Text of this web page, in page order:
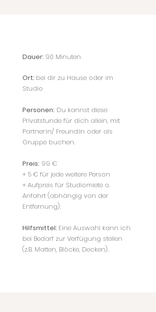
Dauer: 90 Minuten
Ort: bei dir zu Hause oder im
Studio
Personen: Du kannst diese
Privatstunde für dich allein, mit
Partner:in/ Freund:in oder als
Gruppe buchen.
Preis: 99 €
+ 5 € für jede weitere Person
+ Aufpreis für Studiomiete o.
Anfahrt (abhängig von der
Entfernung).
Hilfsmittel: Eine Auswahl kann ich
bei Bedarf zur Verfügung stellen
(z.B. Matten, Blöcke, Decken).